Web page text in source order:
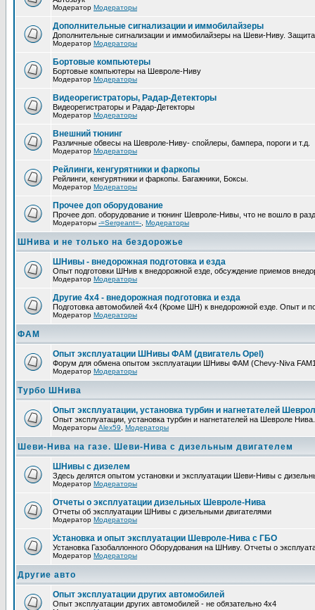
Модератор Модераторы
Дополнительные сигнализации и иммобилайзеры
Дополнительные сигнализации и иммобилайзеры на Шеви-Ниву.
Модератор Модераторы
Бортовые компьютеры
Бортовые компьютеры на Шевроле-Ниву
Модератор Модераторы
Видеорегистраторы, Радар-Детекторы
Видеорегистраторы и Радар-Детекторы
Модератор Модераторы
Внешний тюнинг
Различные обвесы на Шевроле-Ниву- спойлеры, бампера, пороги и т.д.
Модератор Модераторы
Рейлинги, кенгурятники и фаркопы
Рейлинги, кенгурятники и фаркопы. Багажники, Боксы.
Модератор Модераторы
Прочее доп оборудование
Прочее доп. оборудование и тюнинг Шевроле-Нивы, что не вошло в
Модераторы -=Sergeant=- Модераторы
ШНива и не только на бездорожье
ШНивы - внедорожная подготовка и езда
Опыт подготовки ШНив к внедорожной езде, обсуждение приемов
Модератор Модераторы
Другие 4х4 - внедорожная подготовка и езда
Подготовка автомобилей 4х4 (Кроме ШН) к внедорожной езде. Опыт и
Модератор Модераторы
ФАМ
Опыт эксплуатации ШНивы ФАМ (двигатель Opel)
Форум для обмена опытом эксплуатации ШНивы ФАМ (Chevy-Niva FAM1
Модератор Модераторы
Турбо ШНива
Опыт эксплуатации, установка турбин и нагнетателей
Опыт эксплуатации, установка турбин и нагнетателей на Шевроле
Модераторы Alex59 Модераторы
Шеви-Нива на газе. Шеви-Нива с дизельным двигателем
ШНивы с дизелем
Здесь делятся опытом установки и эксплуатации Шеви-Нивы с
Модератор Модераторы
Отчеты о эксплуатации дизельных Шевроле-Нива
Отчеты об эксплуатации ШНивы с дизельными двигателями
Модератор Модераторы
Установка и опыт эксплуатации Шевроле-Нива с ГБО
Установка Газобаллонного Оборудования на ШНиву. Отчеты о
Модератор Модераторы
Другие авто
Опыт эксплуатации других автомобилей
Опыт эксплуатации других автомобилей - не обязательно 4х4